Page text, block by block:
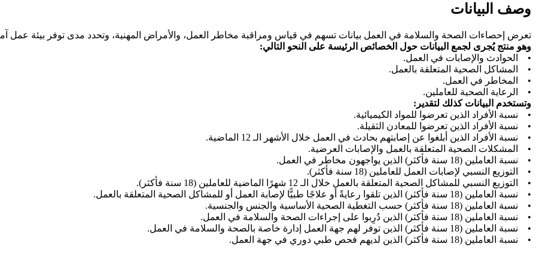
وصف البيانات
تعرض إحصاءات الصحة والسلامة في العمل بيانات تسهم في قياس ومراقبة مخاطر العمل، والأمراض المهنية، وتحدد مدى توفر بيئة عمل
وهو منتج يُجرى لجمع البيانات حول الخصائص الرئيسة على النحو التالي:
• الحوادث والإصابات في العمل.
• المشاكل الصحية المتعلقة بالعمل.
• المخاطر في العمل.
• الرعاية الصحية للعاملين.
وتستخدم البيانات كذلك لتقدير:
• نسبة الأفراد الذين تعرضوا للمواد الكيميائية.
• نسبة الأفراد الذين تعرضوا للمعادن الثقيلة.
• نسبة الأفراد الذين أبلغوا عن إصابتهم بحادث في العمل خلال الأشهر الـ 12 الماضية.
• المشكلات الصحية المتعلقة بالعمل والإصابات العرضية.
• نسبة العاملين (18 سنة فأكثر) الذين يواجهون مخاطر في العمل.
• التوزيع النسبي لإصابات العمل للعاملين (18 سنة فأكثر).
• التوزيع النسبي للمشاكل الصحية المتعلقة بالعمل خلال الـ 12 شهرًا الماضية للعاملين (18 سنة فأكثر).
• نسبة العاملين (18 سنة فأكثر) الذين تلقوا رعايةً أو علاجًا طبيًّا لإصابة العمل أو للمشاكل الصحية المتعلقة بالعمل.
• نسبة العاملين (18 سنة فأكثر) حسب التغطية الصحية الأساسية والجنس والجنسية.
• نسبة العاملين (18 سنة فأكثر) الذين دُرِبوا على إجراءات الصحة والسلامة في العمل.
• نسبة العاملين (18 سنة فأكثر) الذين توفر لهم جهة العمل إدارة خاصة بالصحة والسلامة في العمل.
• نسبة العاملين (18 سنة فأكثر) الذين لديهم فحص طبي دوري في جهة العمل.